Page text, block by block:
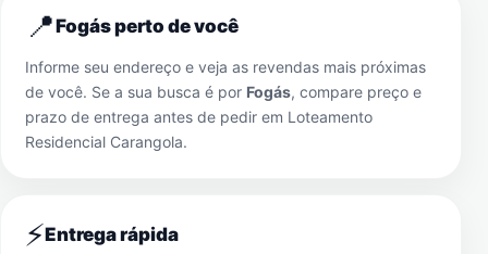
📍Fogás perto de você
Informe seu endereço e veja as revendas mais próximas
de você. Se a sua busca é por Fogás, compare preço e
prazo de entrega antes de pedir em Loteamento
Residencial Carangola.
⚡Entrega rápida